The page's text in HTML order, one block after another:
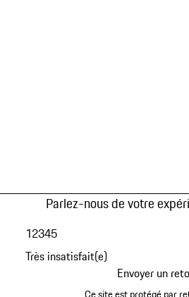
Parlez-nous de votre
Très insatisfait(e)
12345
Envoyer un